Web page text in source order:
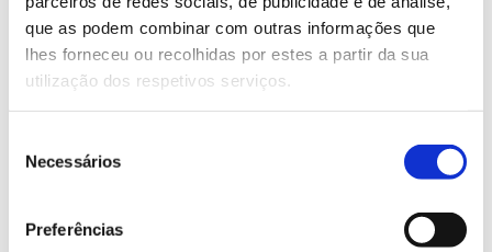
que as podem combinar com outras informações que
lhes forneceu ou recolhidas por estes a partir da sua
utilização dos respetivos serviços.
Necessários
Preferências
civil e os seus preconceitos sobre a floresta.
Este reconhecimento pela sociedade de que o papel
da floresta é muito mais abrangente do que
publica uma
Estratégia Europeia para as Florestas
floresta, doutrinando numa perspetiva unilateral de